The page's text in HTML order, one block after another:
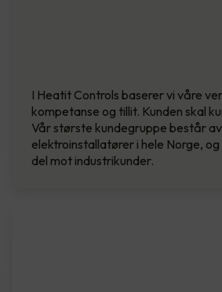
I Heatit Controls baserer vi våre
kompetanse og tillit. Kunden skal
Vår største kundegruppe består av
elektroinstallatører i hele Norge,
del mot industrikunder.